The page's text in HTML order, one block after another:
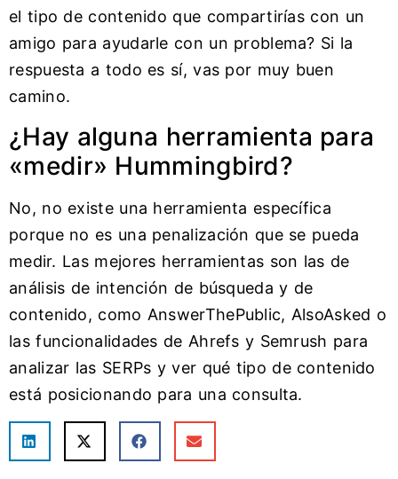
el tipo de contenido que compartirías con un
amigo para ayudarle con un problema? Si la
respuesta a todo es sí, vas por muy buen
camino.
¿Hay alguna herramienta para
«medir» Hummingbird?
No, no existe una herramienta específica
porque no es una penalización que se pueda
medir. Las mejores herramientas son las de
análisis de intención de búsqueda y de
contenido, como AnswerThePublic, AlsoAsked o
las funcionalidades de Ahrefs y Semrush para
analizar las SERPs y ver qué tipo de contenido
está posicionando para una consulta.